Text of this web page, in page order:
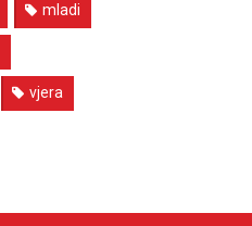
mladi
vjera